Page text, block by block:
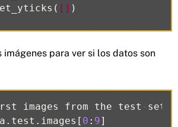
( [] )
imágenes para ver si los datos son
images from the test - set
. test . images [ 0 : 9]